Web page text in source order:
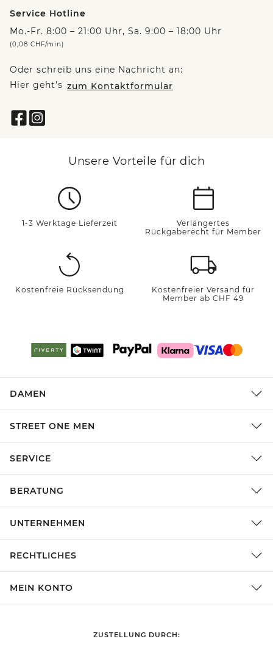
Service Hotline
Mo.-Fr. 8:00 – 21:00 Uhr, Sa. 9:00 – 18:00 Uhr
(0,08 CHF/min)
Oder schreib uns eine Nachricht an:
Hier geht’s zum Kontaktformular
Unsere Vorteile für dich
1-3 Werktage Lieferzeit
Verlängertes
Rückgaberecht für Member
Kostenfreie Rücksendung
Kostenfreier Versand für
Member ab CHF 49
DAMEN
STREET ONE MEN
SERVICE
BERATUNG
UNTERNEHMEN
RECHTLICHES
MEIN KONTO
ZUSTELLUNG DURCH: